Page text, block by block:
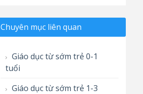
Chuyên mục liên quan
Giáo dục từ sớm trẻ 0-1
tuổi
Giáo dục từ sớm trẻ 1-3